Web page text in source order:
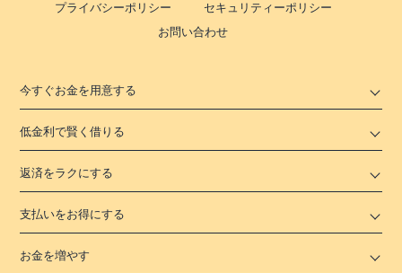
プライバシーポリシー
セキュリティーポリシー
お問い合わせ
今すぐお金を用意する
低金利で賢く借りる
返済をラクにする
支払いをお得にする
お金を増やす